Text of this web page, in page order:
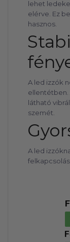
lehet
elérve. Ez
hasznos.
A led izzók
ellentétben.
látható
szemét.
A led